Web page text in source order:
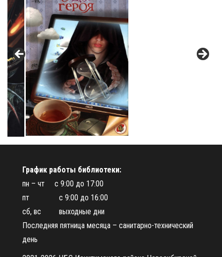
График работы библиотеки:
пн – чт с 9:00 до 17:00
пт с 9:00 до 16:00
сб, вс выходные дни
Последняя пятница месяца – санитарно-технический
день